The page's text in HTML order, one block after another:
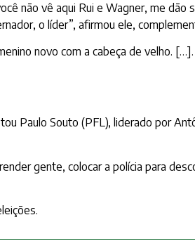
não vê aqui Rui e Wagner, me dão
o líder”, afirmou ele,
novo com a cabeça de velho.
Paulo Souto (PFL), liderado por
gente, colocar a polícia para